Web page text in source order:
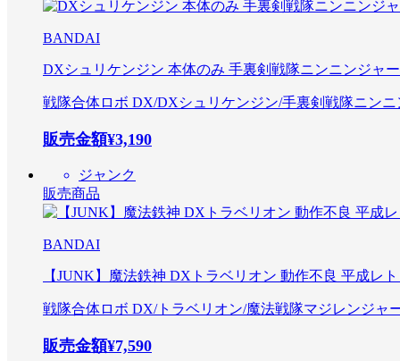
BANDAI
DXシュリケンジン 本体のみ 手裏剣戦隊ニンニンジャー
戦隊合体ロボ DX/DXシュリケンジン/手裏剣戦隊ニンニ
販売金額¥3,190
ジャンク
販売商品
BANDAI
【JUNK】魔法鉄神 DXトラベリオン 動作不良 平成レト
戦隊合体ロボ DX/トラベリオン/魔法戦隊マジレンジャ
販売金額¥7,590